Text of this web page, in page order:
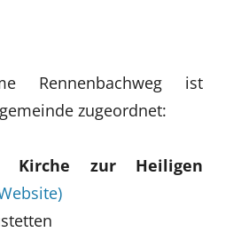
Rennenbachweg ist
zugeordnet:
Kirche zur Heiligen